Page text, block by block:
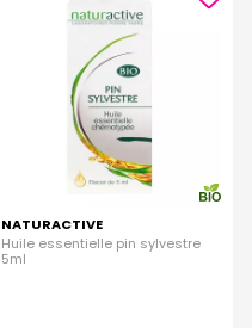
NATURACTIVE
Huile essentielle pin sylvestre
5ml